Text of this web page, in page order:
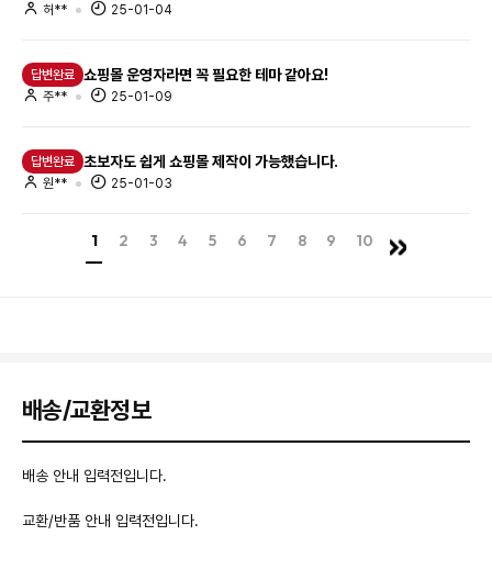
허** 25-01-04
답변완료 쇼핑몰 운영자라면 꼭 필요한 테마 같아요!
주** 25-01-09
답변완료 초보자도 쉽게 쇼핑몰 제작이 가능했습니다.
원** 25-01-03
1 2 3 4 5 6 7 8 9 10
배송/교환정보
배송 안내 입력전입니다.
교환/반품 안내 입력전입니다.